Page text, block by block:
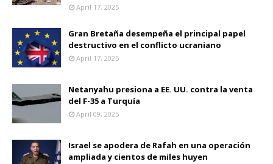
April 17, 2025
Gran Bretaña desempeña el principal papel
destructivo en el conflicto ucraniano
April 17, 2025
Netanyahu presiona a EE. UU. contra la venta
del F-35 a Turquía
April 09, 2025
Israel se apodera de Rafah en una operación
ampliada y cientos de miles huyen